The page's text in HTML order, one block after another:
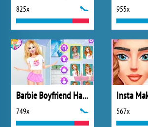
825x 955x
Barbie Boyfriend Hazard
749x
Insta
567x